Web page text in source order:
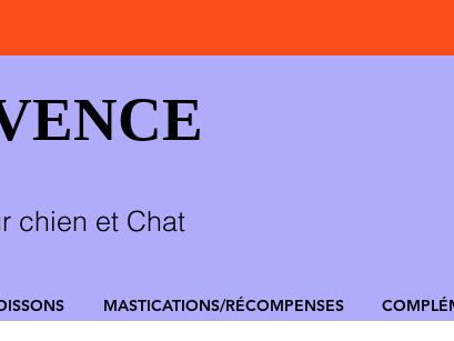
chien et Chat
MASTICATIONS/RÉCOMPENSES